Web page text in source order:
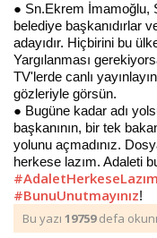
● Sn.Ekrem İmamoğlu,
belediye başkanıdırlar
adayıdır. Hiçbirini bu
Yargılanması
TV'lerde canlı
gözleriyle görsün.
● Bugüne kadar adı
başkanının, bir tek
yolunu açmadınız.
herkese lazım. Adaleti
#AdaletHerkeseLazım
#BunuUnutmayınız!
Bu yazı 19759defa